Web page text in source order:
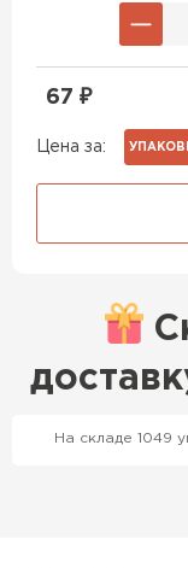
Цена за:
67 ₽
На складе 1049